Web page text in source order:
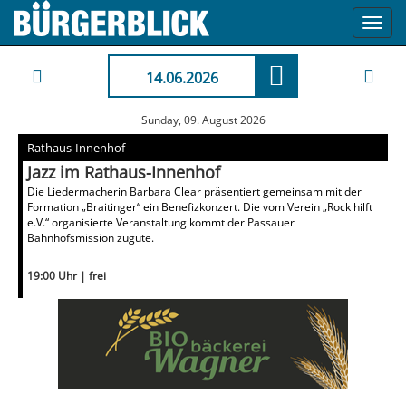
14.06.2026
Sunday, 09. August 2026
Rathaus-Innenhof
Jazz im Rathaus-Innenhof
Die Liedermacherin Barbara Clear präsentiert gemeinsam mit der
Formation „Braitinger“ ein Benefizkonzert. Die vom Verein „Rock hilft
e.V.“ organisierte Veranstaltung kommt der Passauer
Bahnhofsmission zugute.
19:00 Uhr | frei